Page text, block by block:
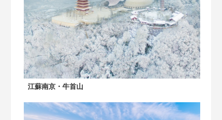
江蘇南京・牛首山